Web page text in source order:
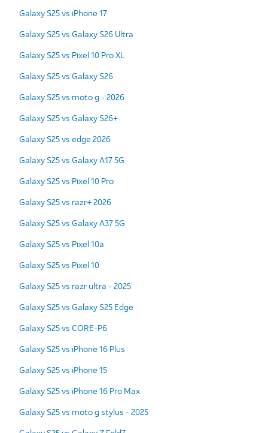
Galaxy S25 vs iPhone 17
Galaxy S25 vs Galaxy S26 Ultra
Galaxy S25 vs Pixel 10 Pro XL
Galaxy S25 vs Galaxy S26
Galaxy S25 vs moto g - 2026
Galaxy S25 vs Galaxy S26+
Galaxy S25 vs edge 2026
Galaxy S25 vs Galaxy A17 5G
Galaxy S25 vs Pixel 10 Pro
Galaxy S25 vs razr+ 2026
Galaxy S25 vs Galaxy A37 5G
Galaxy S25 vs Pixel 10a
Galaxy S25 vs Pixel 10
Galaxy S25 vs razr ultra - 2025
Galaxy S25 vs Galaxy S25 Edge
Galaxy S25 vs CORE-P6
Galaxy S25 vs iPhone 16 Plus
Galaxy S25 vs iPhone 15
Galaxy S25 vs iPhone 16 Pro Max
Galaxy S25 vs moto g stylus - 2025